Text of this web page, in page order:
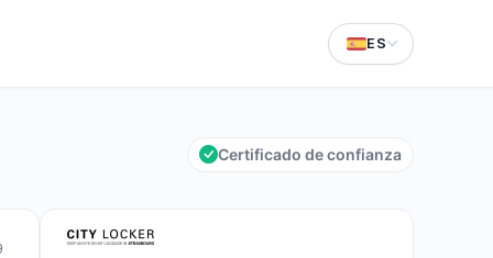
ES
Certificado de confianza